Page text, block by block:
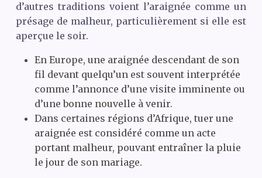
d’autres traditions voient l’araignée comme un
présage de malheur, particulièrement si elle est
aperçue le soir.
En Europe, une araignée descendant de son
fil devant quelqu’un est souvent interprétée
comme l’annonce d’une visite imminente ou
d’une bonne nouvelle à venir.
Dans certaines régions d’Afrique, tuer une
araignée est considéré comme un acte
portant malheur, pouvant entraîner la pluie
le jour de son mariage.